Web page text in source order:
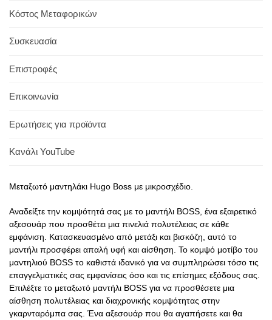
Κόστος Μεταφορικών
Συσκευασία
Επιστροφές
Επικοινωνία
Ερωτήσεις για προϊόντα
Κανάλι YouTube
Μεταξωτό μαντηλάκι Hugo Boss με μικροσχέδιο.
Αναδείξτε την κομψότητά σας με το μαντήλι BOSS, ένα εξαιρετικό
αξεσουάρ που προσθέτει μια πινελιά πολυτέλειας σε κάθε
εμφάνιση. Κατασκευασμένο από μετάξι και βισκόζη, αυτό το
μαντήλι προσφέρει απαλή υφή και αίσθηση. Το κομψό μοτίβο του
μαντηλιού BOSS το καθιστά ιδανικό για να συμπληρώσει τόσο τις
επαγγελματικές σας εμφανίσεις όσο και τις επίσημες εξόδους σας.
Επιλέξτε το μεταξωτό μαντήλι BOSS για να προσθέσετε μια
αίσθηση πολυτέλειας και διαχρονικής κομψότητας στην
γκαρνταρόμπα σας. Ένα αξεσουάρ που θα αγαπήσετε και θα